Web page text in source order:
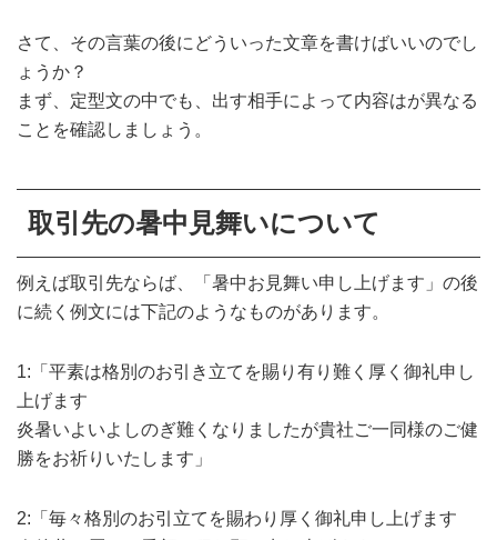
さて、その言葉の後にどういった文章を書けばいいのでし
ょうか？
まず、定型文の中でも、出す相手によって内容はが異なる
ことを確認しましょう。
取引先の暑中見舞いについて
例えば取引先ならば、
「暑中お見舞い申し上げます」の後
に続く例文には下記のようなものがあります。
1:「平素は格別のお引き立てを賜り有り難く厚く御礼申し
上げます
炎暑いよいよしのぎ難くなりましたが貴社ご一同様のご健
勝をお祈りいたします」
2:「毎々格別のお引立てを賜わり厚く御礼申し上げます